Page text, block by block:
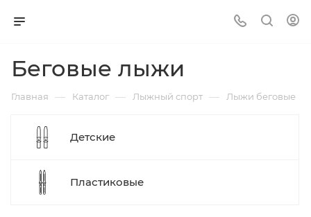
Беговые лыжи
Главная — Каталог — Лыжный спорт — Лыжи беговые
Детские
Пластиковые